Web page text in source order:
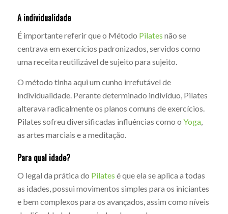
A individualidade
É importante referir que o Método Pilates não se
centrava em exercícios padronizados, servidos como
uma receita reutilizável de sujeito para sujeito.
O método tinha aqui um cunho irrefutável de
individualidade. Perante determinado indivíduo, Pilates
alterava radicalmente os planos comuns de exercícios.
Pilates sofreu diversificadas influências como o Yoga,
as artes marciais e a meditação.
Para qual idade?
O legal da prática do Pilates é que ela se aplica a todas
as idades, possui movimentos simples para os iniciantes
e bem complexos para os avançados, assim como níveis